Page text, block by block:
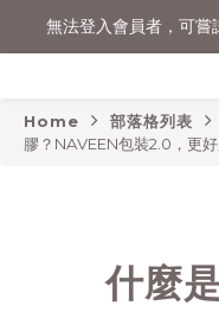
消
消
Home 部落格列表
膠？NAVEEN包裝2.0，更好
什麼